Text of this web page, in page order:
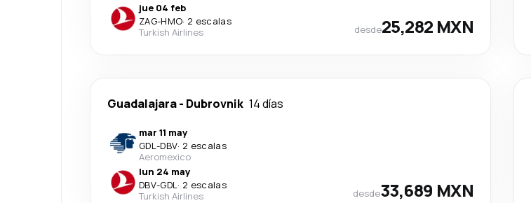
jue 04 feb
ZAG-HMO· 2 escalas
Turkish Airlines
desde25,282 MXN
Guadalajara- Dubrovnik 14 días
mar 11 may
GDL-DBV· 2 escalas
Aeromexico
lun 24 may
DBV-GDL· 2 escalas
Turkish Airlines
desde33,689 MXN